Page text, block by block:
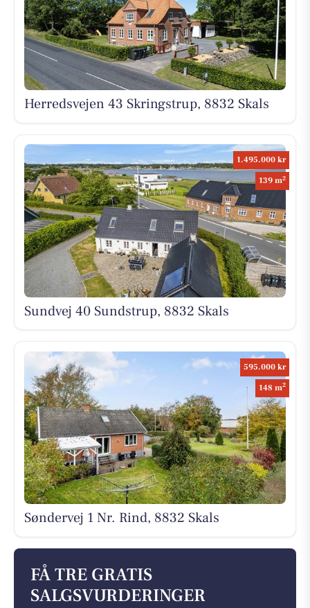
Herredsvejen 43 Skringstrup, 8832 Skals
1.495.000 kr
139 m2
Sundvej 40 Sundstrup, 8832 Skals
595.000 kr
148 m2
Søndervej 1 Nr. Rind, 8832 Skals
FÅ TRE GRATIS
SALGSVURDERINGER